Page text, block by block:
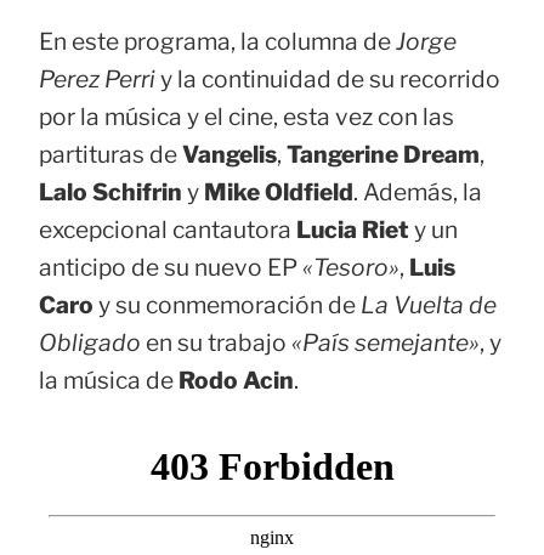
En este programa, la columna deJorge
Perez Perriy la continuidad de su recorrido
por la música y el cine, esta vez con las
partituras deVangelis, Tangerine Dream,
Lalo Schifrin y Mike Oldfield. Además, la
excepcional cantautora Lucia Riet y un
anticipo de su nuevo EP «Tesoro», Luis
Caro y su conmemoración de La Vuelta de
Obligado en su trabajo «País semejante», y
la música de Rodo Acin.